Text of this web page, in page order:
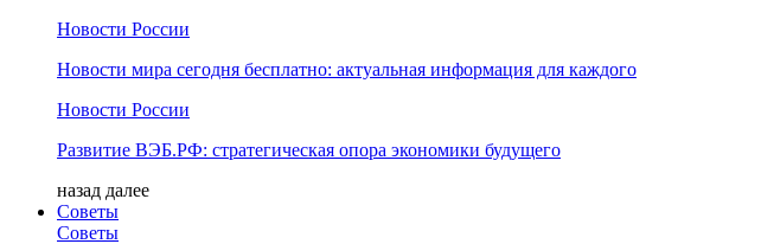
Новости России
Новости мира сегодня бесплатно: актуальная информация для каждого
Новости России
Развитие ВЭБ.РФ: стратегическая опора экономики будущего
назад далее
Советы
Советы